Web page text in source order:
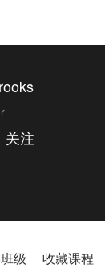
关注
级 收藏课程